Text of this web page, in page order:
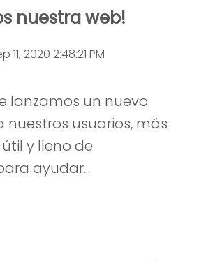
nuestra web!
11, 2020 2:48:21 PM
lanzamos un nuevo
nuestros usuarios, más
y lleno de
ayudar...